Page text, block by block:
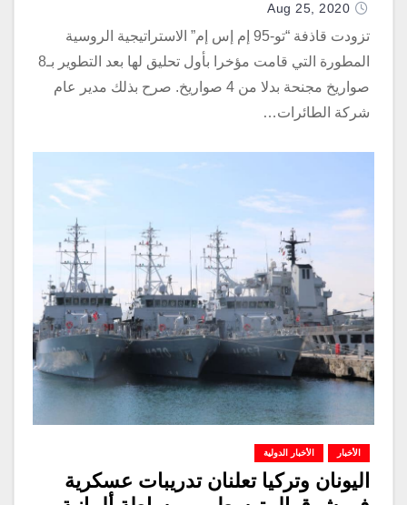
Aug 25, 2020
تزودت قاذفة “تو-95 إم إس إم” الاستراتيجية الروسية
المطورة التي قامت مؤخرا بأول تحليق لها بعد التطوير بـ8
صواريخ مجنحة بدلا من 4 صواريخ. صرح بذلك مدير عام
شركة الطائرات…
الأخبار الأخبار الدولية
اليونان وتركيا تعلنان تدريبات عسكرية